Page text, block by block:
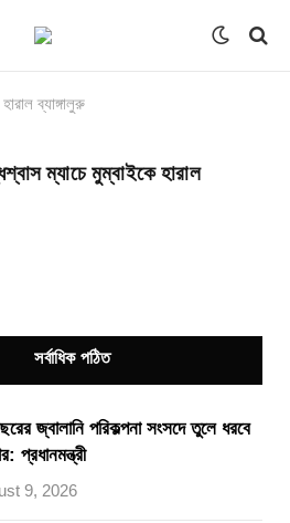
ব্যাঙ্গালুরু
ম্যাচে মুম্বাইকে হারাল
সর্বাধিক পঠিত
জ্বালানি পরিকল্পনা সংসদে তুলে ধরবে
প্রধানমন্ত্রী
9, 2026